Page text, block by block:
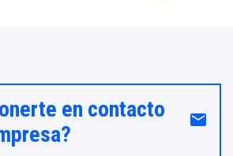
en contacto
email